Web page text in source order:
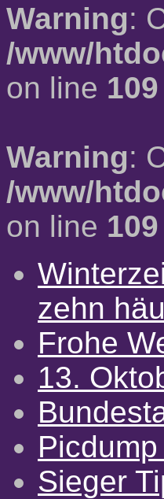
Warning:
/www/
on line 109
Warning:
/www/
on line 109
zehn
Frohe
13.
Sieger